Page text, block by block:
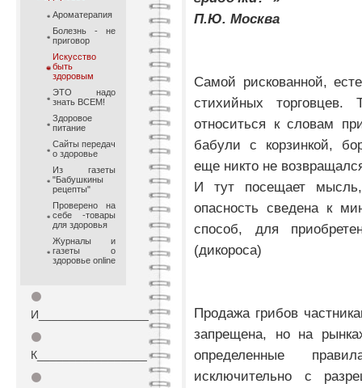
Ароматерапия
Болезнь - не
приговор
Искусство
быть
здоровым
ЭТО надо
знать ВСЕМ!
Здоровое
питание
Сайты передач
о здоровье
Из газеты
"Бабушкины
рецепты"
Проверено на
себе -товары
для здоровья
Журналы и
газеты о
здоровье online
⚫
И_________________
⚫
К_________________
⚫
П.Ю. Москва
Самой рискованной,
стихийных
относиться к словам
бабули с корзинкой,
еще никто не
И тут посещает
опасность сведена к
способ, для
(дикороса)
Продажа грибов
запрещена, но на
определенные
исключительно с